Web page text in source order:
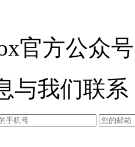
官方公众号
与我们联